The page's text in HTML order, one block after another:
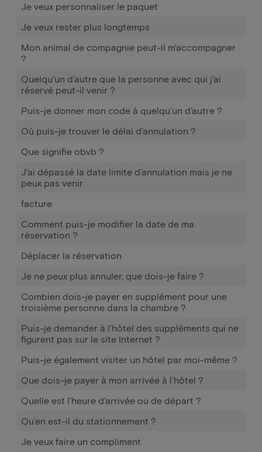
Je veux personnaliser le paquet
Je veux rester plus longtemps
Mon animal de compagnie peut-il m'accompagner
?
Quelqu'un d'autre que la personne avec qui j'ai
réservé peut-il venir ?
Puis-je donner mon code à quelqu'un d'autre ?
Où puis-je trouver le délai d'annulation ?
Que signifie obvb ?
J'ai dépassé la date limite d'annulation mais je ne
peux pas venir
facture
Comment puis-je modifier la date de ma
réservation ?
Déplacer la réservation
Je ne peux plus annuler, que dois-je faire ?
Combien dois-je payer en supplément pour une
troisième personne dans la chambre ?
Puis-je demander à l'hôtel des suppléments qui ne
figurent pas sur le site Internet ?
Puis-je également visiter un hôtel par moi-même ?
Que dois-je payer à mon arrivée à l'hôtel ?
Quelle est l'heure d'arrivée ou de départ ?
Qu'en est-il du stationnement ?
Je veux faire un compliment